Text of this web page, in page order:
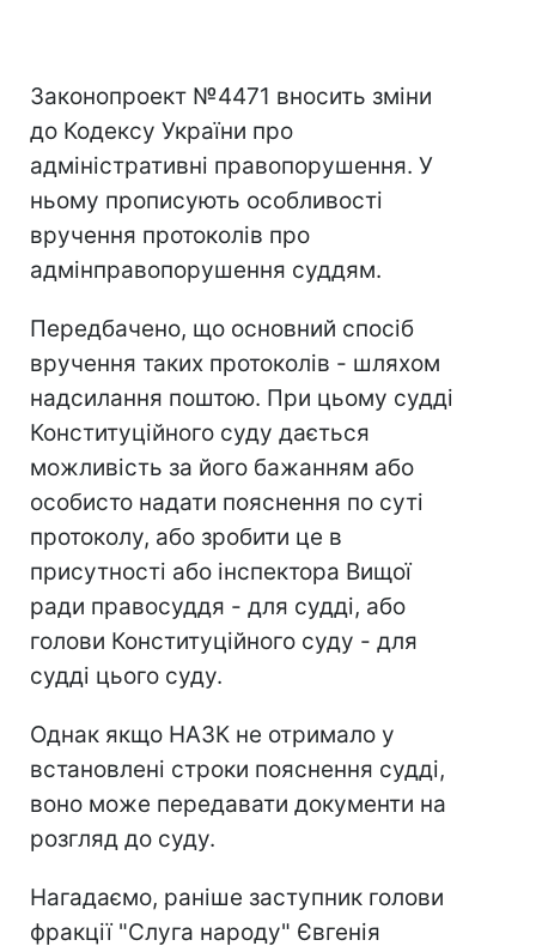
Законопроект №4471 вносить зміни
до Кодексу України про
адміністративні правопорушення. У
ньому прописують особливості
вручення протоколів про
адмінправопорушення суддям.
Передбачено, що основний спосіб
вручення таких протоколів - шляхом
надсилання поштою. При цьому судді
Конституційного суду дається
можливість за його бажанням або
особисто надати пояснення по суті
протоколу, або зробити це в
присутності або інспектора Вищої
ради правосуддя - для судді, або
голови Конституційного суду - для
судді цього суду.
Однак якщо НАЗК не отримало у
встановлені строки пояснення судді,
воно може передавати документи на
розгляд до суду.
Нагадаємо, раніше заступник голови
фракції "Слуга народу" Євгенія